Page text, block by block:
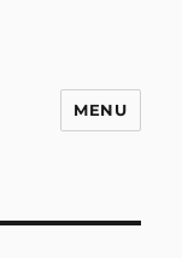
MENU